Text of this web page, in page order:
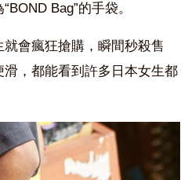
Bag”的手袋。
會瘋狂搶購，瞬間秒殺售
，都能看到許多日本女生都